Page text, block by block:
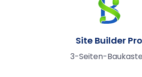
Site Builder Pro
3-Seiten-